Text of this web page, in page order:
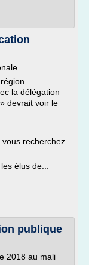
la délégation
devrait voir le
recherchez
élus de...
publique
2018 au mali